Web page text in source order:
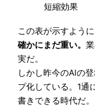
短縮効果
この表が示すように
確かにまだ重い。
実だ。
しかし昨今のAIの
プ化している。1通
書きできる時代だ。